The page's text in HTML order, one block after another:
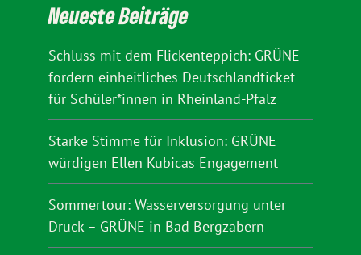
Neueste Beiträge
Schluss mit dem Flickenteppich: GRÜNE
fordern einheitliches Deutschlandticket
für Schüler*innen in Rheinland-Pfalz
Starke Stimme für Inklusion: GRÜNE
würdigen Ellen Kubicas Engagement
Sommertour: Wasserversorgung unter
Druck – GRÜNE in Bad Bergzabern